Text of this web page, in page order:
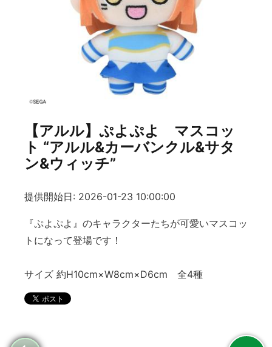
【アルル】ぷよぷよ マスコッ
ト “アルル&カーバンクル&サタ
ン&ウィッチ”
提供開始日: 2026-01-23 10:00:00
『ぷよぷよ』のキャラクターたちが可愛いマスコッ
トになって登場です！
サイズ 約H10cm×W8cm×D6cm 全4種